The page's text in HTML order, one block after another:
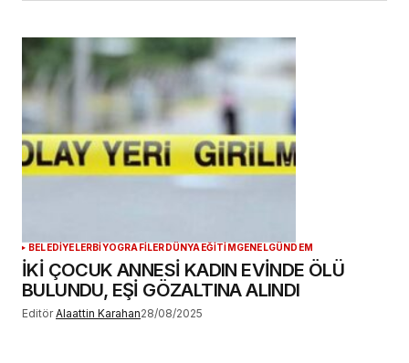
BELEDİYELERBİYOGRAFİLERDÜNYA EĞİTİMGENELGÜNDEM
İKİ ÇOCUK ANNESİ KADIN EVİNDE ÖLÜ
BULUNDU, EŞİ GÖZALTINA ALINDI
Editör Alaattin Karahan28/08/2025